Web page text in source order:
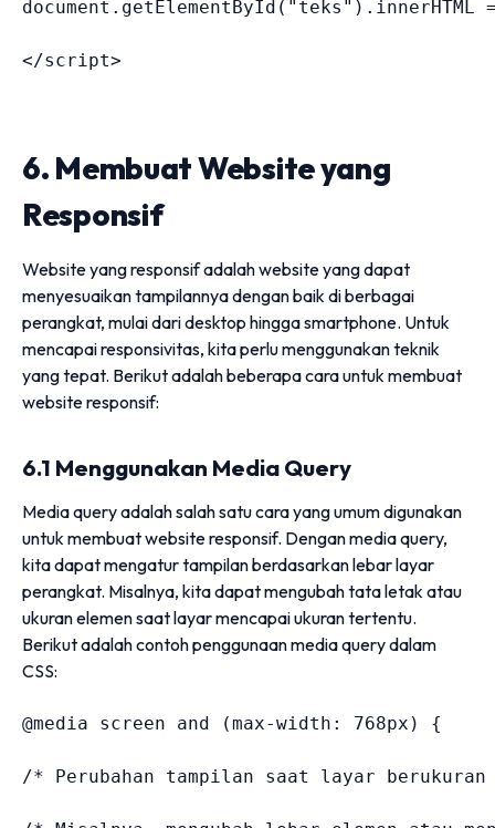
document . getElementById ( "teks" ) . innerHTML
</script>
6. Membuat Website yang
Responsif
Website yang responsif adalah website yang dapat
menyesuaikan tampilannya dengan baik di berbagai
perangkat, mulai dari desktop hingga smartphone. Untuk
mencapai responsivitas, kita perlu menggunakan teknik
yang tepat. Berikut adalah beberapa cara untuk membuat
website responsif:
6.1 Menggunakan Media Query
Media query adalah salah satu cara yang umum digunakan
untuk membuat website responsif. Dengan media query,
kita dapat mengatur tampilan berdasarkan lebar layar
perangkat. Misalnya, kita dapat mengubah tata letak atau
ukuran elemen saat layar mencapai ukuran tertentu.
Berikut adalah contoh penggunaan media query dalam
CSS:
@media screen and (max-width : 768px ) {
/* Perubahan tampilan saat layar berukuran